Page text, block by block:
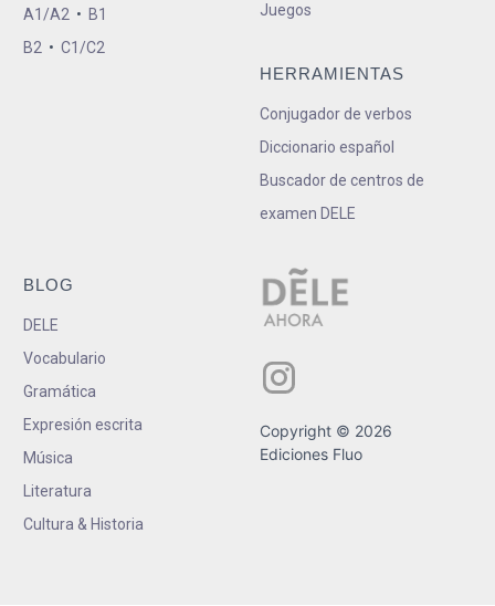
A1/A2 • B1
B2 • C1/C2
Juegos
HERRAMIENTAS
Conjugador de verbos
Diccionario español
Buscador de centros de
examen DELE
BLOG
DELE
Vocabulario
Gramática
Expresión escrita
Música
Literatura
Cultura & Historia
Copyright © 2026
Ediciones Fluo